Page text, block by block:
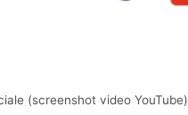
(screenshot video YouTube)